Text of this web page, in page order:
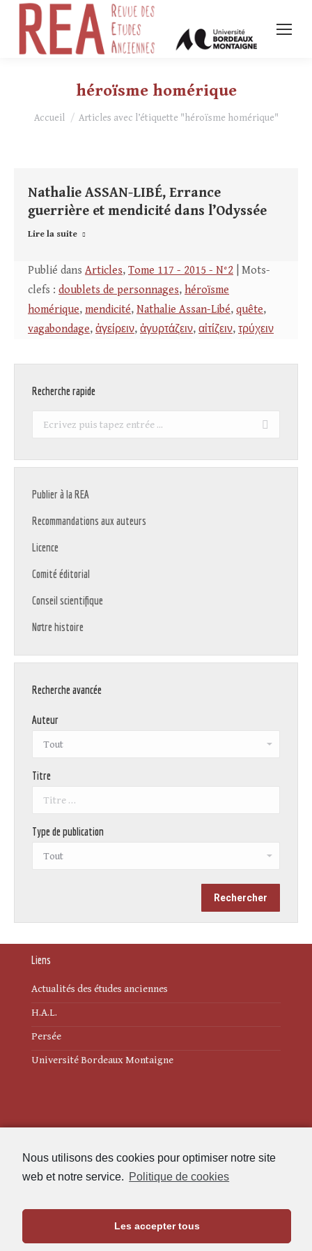
Nous utilisons des cookies pour optimiser notre site
web et notre service. Politique de cookies
Les accepter tous
héroïsme homérique
Vous êtes ici :
Accueil Articles avec l’étiquette "héroïsme homérique"
Nathalie ASSAN-LIBÉ, Errance
guerrière et mendicité dans l’Odyssée
Lire la suite
Publié dans Articles, Tome 117 - 2015 - N°2 | Mots-
clefs : doublets de personnages, héroïsme
homérique, mendicité, Nathalie Assan-Libé, quête,
vagabondage, ἀγείρειν, ἀγυρτάζειν, αἰτίζειν, τρύχειν
Recherche rapide
Recherche
Publier à la REA
Recommandations aux auteurs
Licence
Comité éditorial
Conseil scientifique
Notre histoire
Recherche avancée
Auteur
Titre
Type de publication
Liens
Actualités des études anciennes
H.A.L.
Persée
Université Bordeaux Montaigne
Politique de cookies (UE)
Maison de l'Archéologie